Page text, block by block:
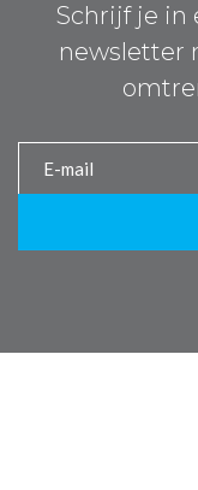
Schrijf je in
newsletter